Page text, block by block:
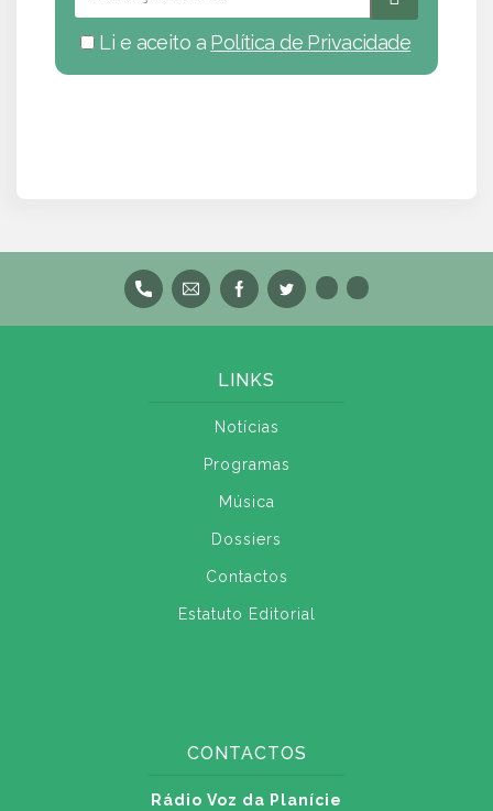
Li e aceito a Política de Privacidade
LINKS
Notícias
Programas
Música
Dossiers
Contactos
Estatuto Editorial
CONTACTOS
Rádio Voz da Planície